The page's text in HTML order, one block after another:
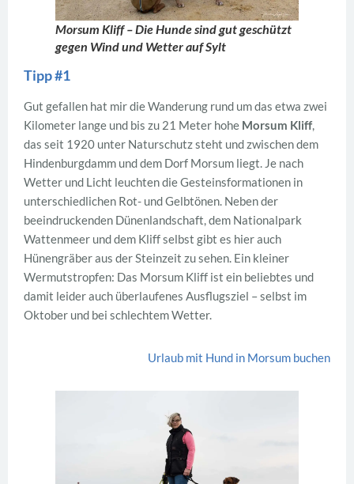
Morsum Kliff – Die Hunde sind gut geschützt
gegen Wind und Wetter auf Sylt
Tipp #1
Gut gefallen hat mir die Wanderung rund um das etwa zwei
Kilometer lange und bis zu 21 Meter hohe Morsum Kliff,
das seit 1920 unter Naturschutz steht und zwischen dem
Hindenburgdamm und dem Dorf Morsum liegt. Je nach
Wetter und Licht leuchten die Gesteinsformationen in
unterschiedlichen Rot- und Gelbtönen. Neben der
beeindruckenden Dünenlandschaft, dem Nationalpark
Wattenmeer und dem Kliff selbst gibt es hier auch
Hünengräber aus der Steinzeit zu sehen. Ein kleiner
Wermutstropfen: Das Morsum Kliff ist ein beliebtes und
damit leider auch überlaufenes Ausflugsziel – selbst im
Oktober und bei schlechtem Wetter.
Urlaub mit Hund in Morsum buchen